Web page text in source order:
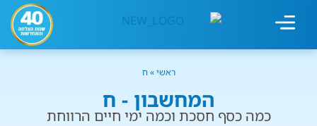
ראשי» ח
המחשבון - ח
כמה כסף חסכת וכמה ימי חיים הרווחת